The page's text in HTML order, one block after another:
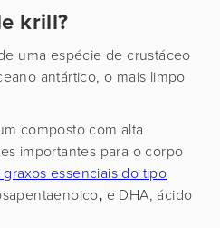
krill?
uma espécie de crustáceo
antártico, o mais limpo
composto com alta
importantes para o corpo
essenciais do tipo
, e DHA, ácido